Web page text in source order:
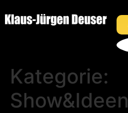
Kategorie:
Show&Ideen